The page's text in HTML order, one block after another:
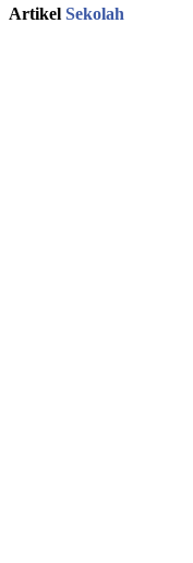
Artikel Sekolah